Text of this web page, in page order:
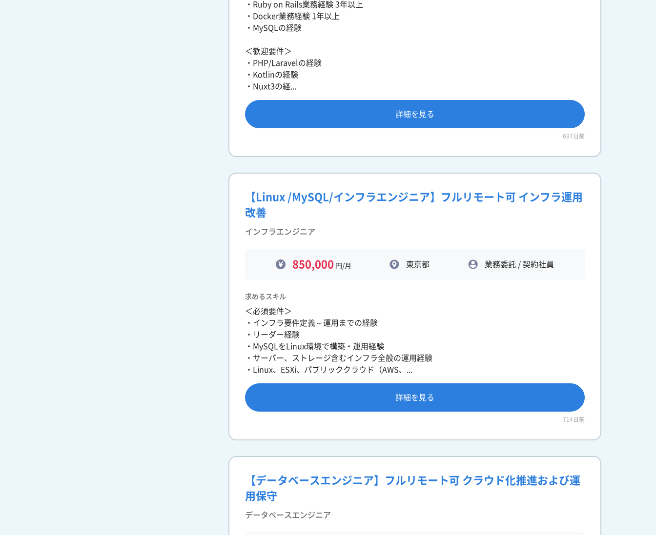
・Ruby on Rails業務経験 3年以上
・Docker業務経験 1年以上
・MySQLの経験
＜歓迎要件＞
・PHP/Laravelの経験
・Kotlinの経験
・Nuxt3の経...
詳細を見る
697日前
【Linux /MySQL/インフラエンジニア】フルリモート可 インフラ運用
改善
インフラエンジニア
850,000 円/月 東京都 業務委託 / 契約社員
求めるスキル
＜必須要件＞
・インフラ要件定義～運用までの経験
・リーダー経験
・MySQLをLinux環境で構築・運用経験
・サーバー、ストレージ含むインフラ全般の運用経験
・Linux、ESXi、パブリッククラウド（AWS、...
詳細を見る
714日前
【データベースエンジニア】フルリモート可 クラウド化推進および運
用保守
データベースエンジニア